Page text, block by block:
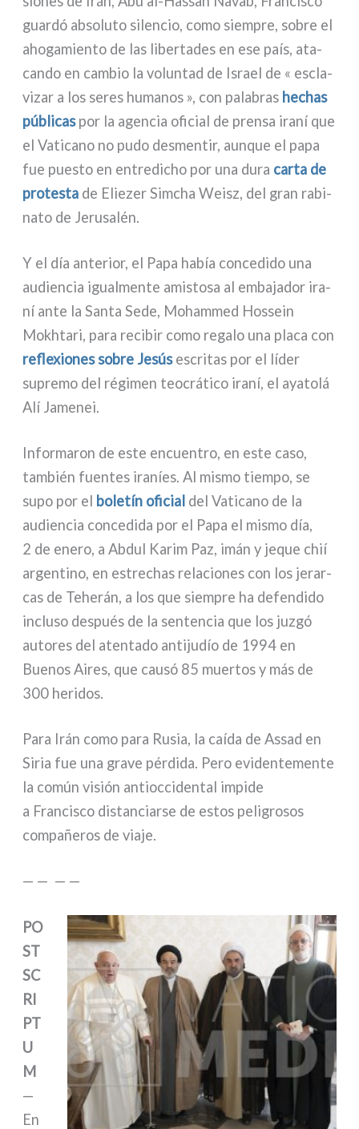
guar­dó abso­lu­to silen­cio, como siem­pre, sobre el
aho­ga­mien­to de las liber­ta­des en ese país, ata­
can­do en cam­bio la volun­tad de Israel de « escla­
vi­zar a los seres huma­nos », con pala­bras hechas
públi­cas por la agen­cia ofi­cial de pren­sa ira­ní que
el Vaticano no pudo desmen­tir, aun­que el papa
fue pue­sto en entre­di­cho por una dura car­ta de
pro­te­sta de Eliezer Simcha Weisz, del gran rabi­
na­to de Jerusalén.
Y el día ante­rior, el Papa había con­ce­di­do una
audien­cia igual­men­te ami­sto­sa al emba­ja­dor ira­
ní ante la Santa Sede, Mohammed Hossein
Mokhtari, para reci­bir como rega­lo una pla­ca con
refle­xio­nes sobre Jesúsescri­tas por el líder
supre­mo del régi­men teo­crá­ti­co ira­ní, el aya­to­lá
Alí Jamenei.
Informaron de este encuen­tro, en este caso,
tam­bién fuen­tes ira­níes. Al mismo tiem­po, se
supo por el bole­tín ofi­cial del Vaticano de la
audien­cia con­ce­di­da por el Papa el mismo día,
2 de ene­ro, a Abdul Karim Paz, imán y jeque chií
argen­ti­no, en estre­chas rela­cio­nes con los jerar­
cas de Teherán, a los que siem­pre ha defen­di­do
inclu­so después de la sen­ten­cia que los juz­gó
auto­res del aten­ta­do anti­ju­dío de 1994 en
Buenos Aires, que cau­só 85 muer­tos y más de
300 heri­dos.
Para Irán como para Rusia, la caí­da de Assad en
Siria fue una gra­ve pér­di­da. Pero evi­den­te­men­te
la común visión anti­oc­ci­den­tal impi­de
a Francisco distan­ciar­se de estos peli­gro­sos
com­pañe­ros de via­je.
— — — —
PO
ST
SC
RI
PT
U
M
—
En